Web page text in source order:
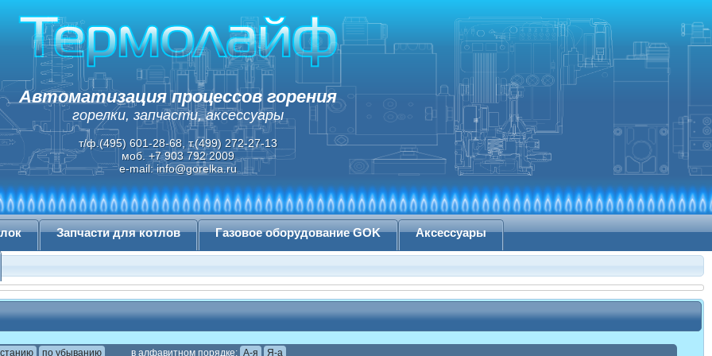
Автоматизация процессов горения
горелки, запчасти, аксессуары
т/ф.(495) 601-28-68, т.(499) 272-27-13
моб. +7 903 792 2009
e-mail:info@gorelka.ru
Запчасти для котлов Газовое оборудование GOK Аксессуары
по убыванию в алфавитном порядке: А-я Я-а